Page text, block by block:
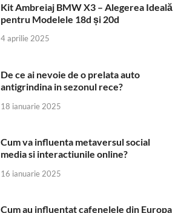
Kit Ambreiaj BMW X3 – Alegerea Ideală
pentru Modelele 18d și 20d
4 aprilie 2025
De ce ai nevoie de o prelata auto
antigrindina in sezonul rece?
18 ianuarie 2025
Cum va influenta metaversul social
media si interactiunile online?
16 ianuarie 2025
Cum au influentat cafenelele din Europa